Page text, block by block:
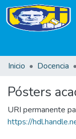
Inicio
Docencia
Pósters
URI permanente
https://